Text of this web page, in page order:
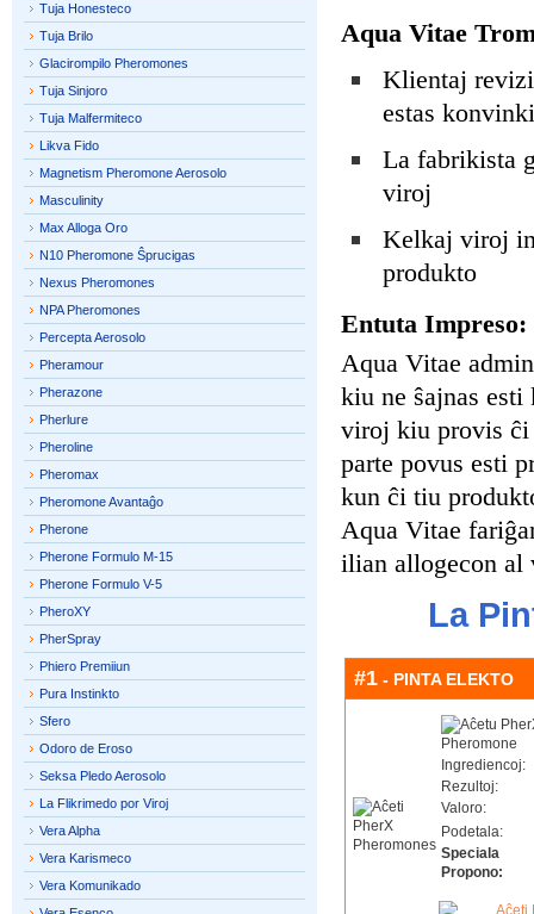
Aqua Vitae
Klientaj
estas
La fabrikista
viroj
Kelkaj viroj
produkto
Entuta Impreso:
Aqua Vitae
kiu ne ŝajnas
viroj kiu provis ĉi
parte povus esti
kun ĉi tiu
Aqua Vitae
ilian allogecon al
La
#1 - PINTA ELEKTO
Ingrediencoj:
Rezultoj:
Valoro:
Podetala:
Speciala
Propono:
Tuja Honesteco
Tuja Brilo
Glacirompilo Pheromones
Tuja Sinjoro
Tuja Malfermiteco
Likva Fido
Magnetism Pheromone Aerosolo
Masculinity
Max Alloga Oro
N10 Pheromone Ŝprucigas
Nexus Pheromones
NPA Pheromones
Percepta Aerosolo
Pheramour
Pherazone
Pherlure
Pheroline
Pheromax
Pheromone Avantaĝo
Pherone
Pherone Formulo M-15
Pherone Formulo V-5
PheroXY
PherSpray
Phiero Premiiun
Pura Instinkto
Sfero
Odoro de Eroso
Seksa Pledo Aerosolo
La Flikrimedo por Viroj
Vera Alpha
Vera Karismeco
Vera Komunikado